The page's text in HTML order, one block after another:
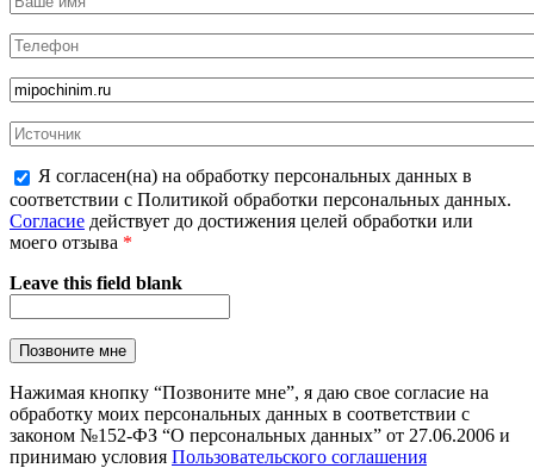
Я согласен(на) на обработку персональных данных в
соответствии с Политикой обработки персональных данных.
Согласие действует до достижения целей обработки или
моего отзыва *
Leave this field blank
Нажимая кнопку “Позвоните мне”, я даю свое согласие на
обработку моих персональных данных в соответствии с
законом №152-ФЗ “О персональных данных” от 27.06.2006 и
принимаю условия Пользовательского соглашения